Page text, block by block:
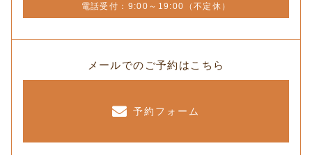
電話受付：9:00～19:00（不定休）
メールでのご予約はこちら
予約フォーム